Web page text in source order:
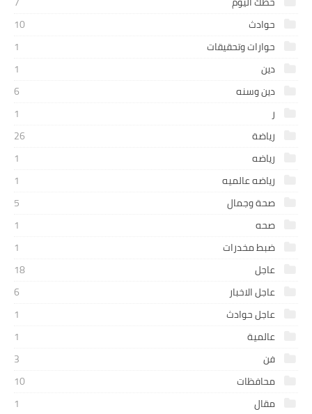
حوادث
10
حوارات وتحقيقات
1
دين
1
دين وسنه
6
ر
1
رياضة
26
رياضه
1
رياضه عالميه
1
صحة وجمال
5
صحه
1
ضبط مخدرات
1
عاجل
18
عاجل الاخبار
6
عاجل حوادث
1
عالمية
1
فن
3
محافظات
10
مقال
1